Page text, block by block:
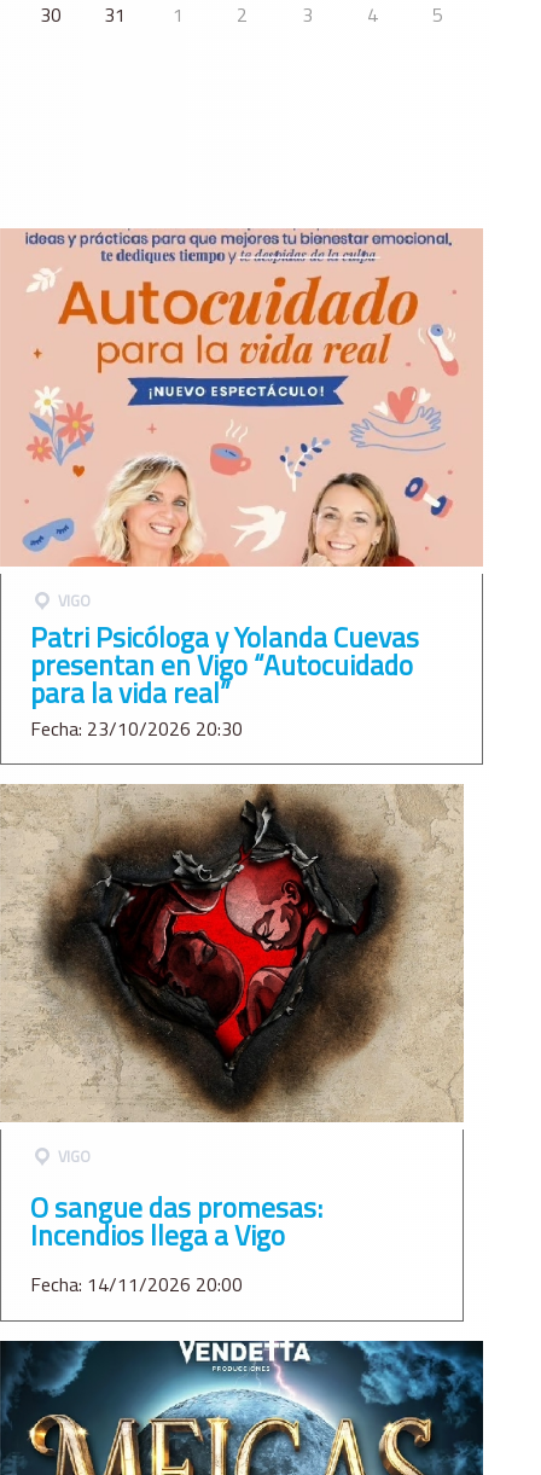
30
31 1 2 3 4 5
VIGO
Patri Psicóloga y Yolanda Cuevas
presentan en Vigo “Autocuidado
para la vida real”
Fecha: 23/10/2026 20:30
VIGO
O sangue das promesas:
Incendios llega a Vigo
Fecha: 14/11/2026 20:00